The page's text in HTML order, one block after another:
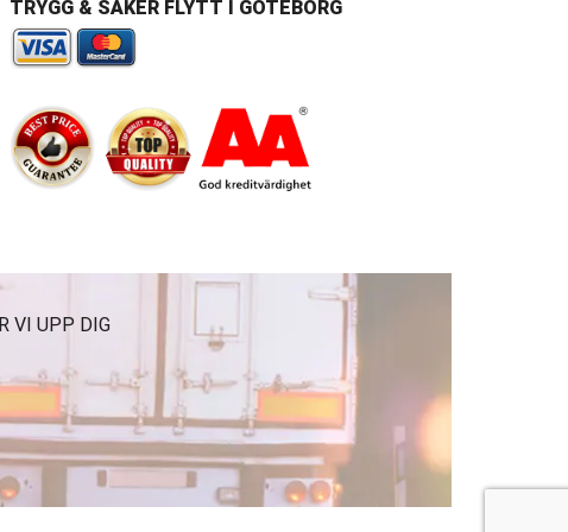
TRYGG & SÄKER FLYTT I GÖTEBORG
VI UPP DIG